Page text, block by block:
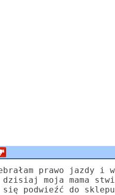
prawo jazdy
moja mama
podwieźć do sklepu.